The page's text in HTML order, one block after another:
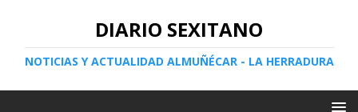
DIARIO SEXITANO
NOTICIAS Y ACTUALIDAD ALMUÑÉCAR - LA HERRADURA